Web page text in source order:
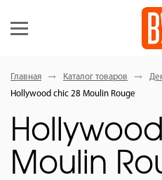
Главная Каталог товаров
Hollywood сhic 28 Moulin Rouge
Moulin